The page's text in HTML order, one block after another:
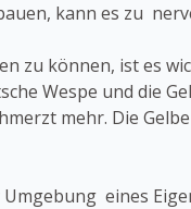
kann es zu
zu können, ist es
Wespe und die
mehr. Die
eines